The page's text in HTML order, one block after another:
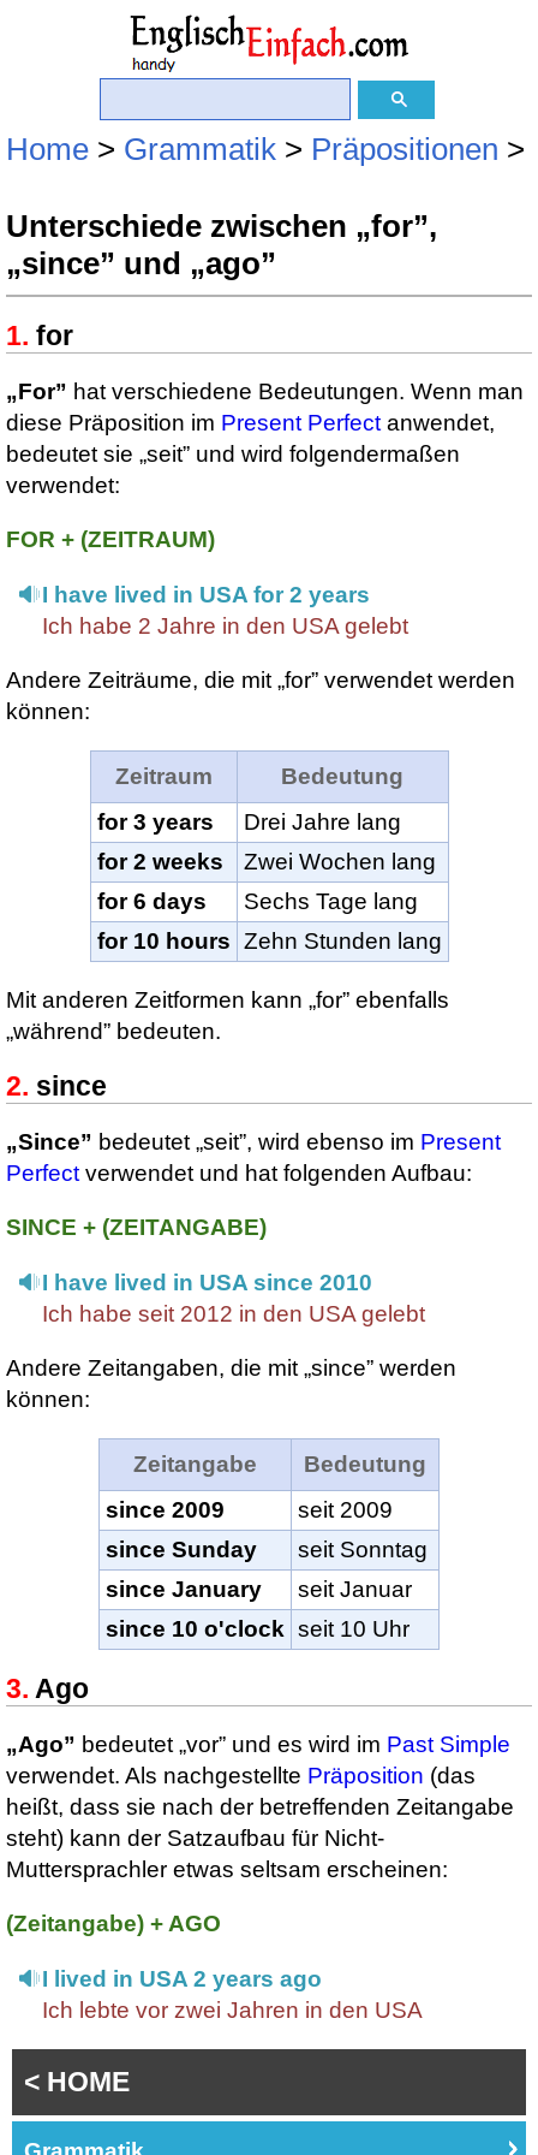
Home > Grammatik > Präpositionen >
Unterschiede zwischen „for”,
„since” und „ago”
for
„For” hat verschiedene Bedeutungen. Wenn man
diese Präposition im Present Perfect anwendet,
bedeutet sie „seit” und wird folgendermaßen
verwendet:
FOR + (ZEITRAUM)
I have lived in USA for 2 years
Ich habe 2 Jahre in den USA gelebt
Andere Zeiträume, die mit „for” verwendet werden
können:
Zeitraum
Bedeutung
for 3 years
Drei Jahre lang
for 2 weeks
Zwei Wochen lang
for 6 days
Sechs Tage lang
for 10 hours Zehn Stunden lang
Mit anderen Zeitformen kann „for” ebenfalls
„während” bedeuten.
since
„Since” bedeutet „seit”, wird ebenso im Present
Perfect verwendet und hat folgenden Aufbau:
SINCE + (ZEITANGABE)
I have lived in USA since 2010
Ich habe seit 2012 in den USA gelebt
Andere Zeitangaben, die mit „since” werden
können:
Zeitangabe
Bedeutung
since 2009
seit 2009
since Sunday
seit Sonntag
since January
seit Januar
since 10 o'clock seit 10 Uhr
Ago
„Ago” bedeutet „vor” und es wird im Past Simple
verwendet. Als nachgestellte Präposition (das
heißt, dass sie nach der betreffenden Zeitangabe
steht) kann der Satzaufbau für Nicht-
Muttersprachler etwas seltsam erscheinen:
(Zeitangabe) + AGO
I lived in USA 2 years ago
Ich lebte vor zwei Jahren in den USA
< HOME